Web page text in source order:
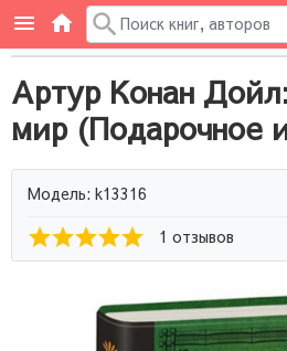
Артур Конан
мир (Подарочное
Модель: k13316
1 отзывов